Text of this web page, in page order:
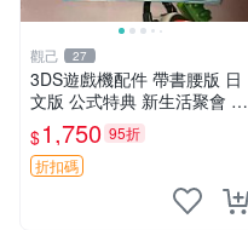
觀己 27
3DS遊戲機配件 帶書腰版 日
文版 公式特典 新生活聚會 合
適收藏 9成新二手 商品不退
不交換 資訊以圖為主 圖實相
符 3DS 員額 游戲卡帶
$1,750 95折
折扣碼